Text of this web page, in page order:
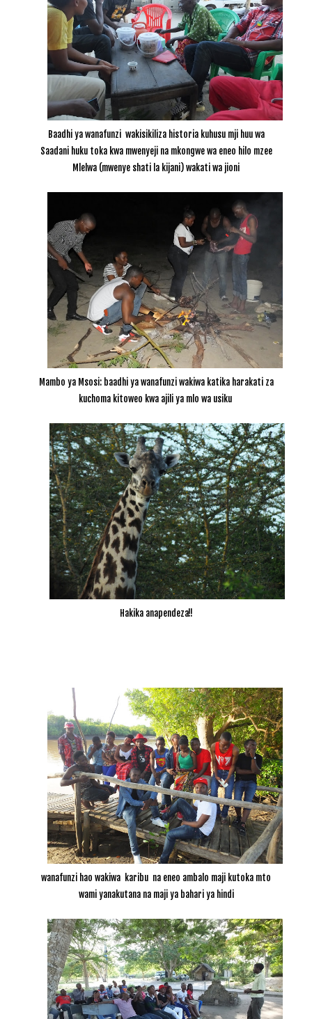
Baadhi ya wanafunzi wakisikiliza historia kuhusu mji huu wa
Saadani huku toka kwa mwenyeji na mkongwe wa eneo hilo mzee
Mlelwa (mwenye shati la kijani) wakati wa jioni
Mambo ya Msosi: baadhi ya wanafunzi wakiwa katika harakati za
kuchoma kitoweo kwa ajili ya mlo wa usiku
Hakika anapendeza!!
wanafunzi hao wakiwa karibu na eneo ambalo maji kutoka mto
wami yanakutana na maji ya bahari ya hindi